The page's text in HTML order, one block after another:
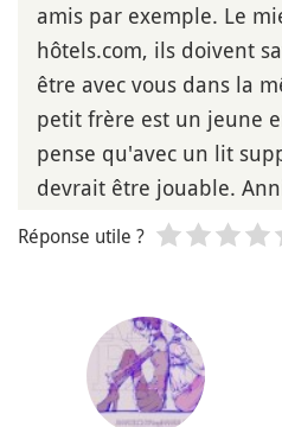
amis par exemple. Le
hôtels.com, ils doivent
être avec vous dans la
petit frère est un jeune
pense qu'avec un lit
devrait être jouable.
Réponse utile ?